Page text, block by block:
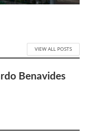
VIEW ALL POSTS
Benavides